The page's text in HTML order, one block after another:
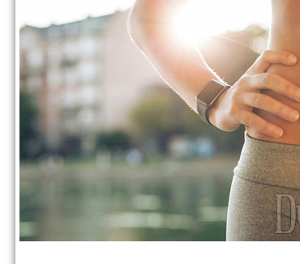
Фото похудевших
Видеорецепты
Новости
Форум